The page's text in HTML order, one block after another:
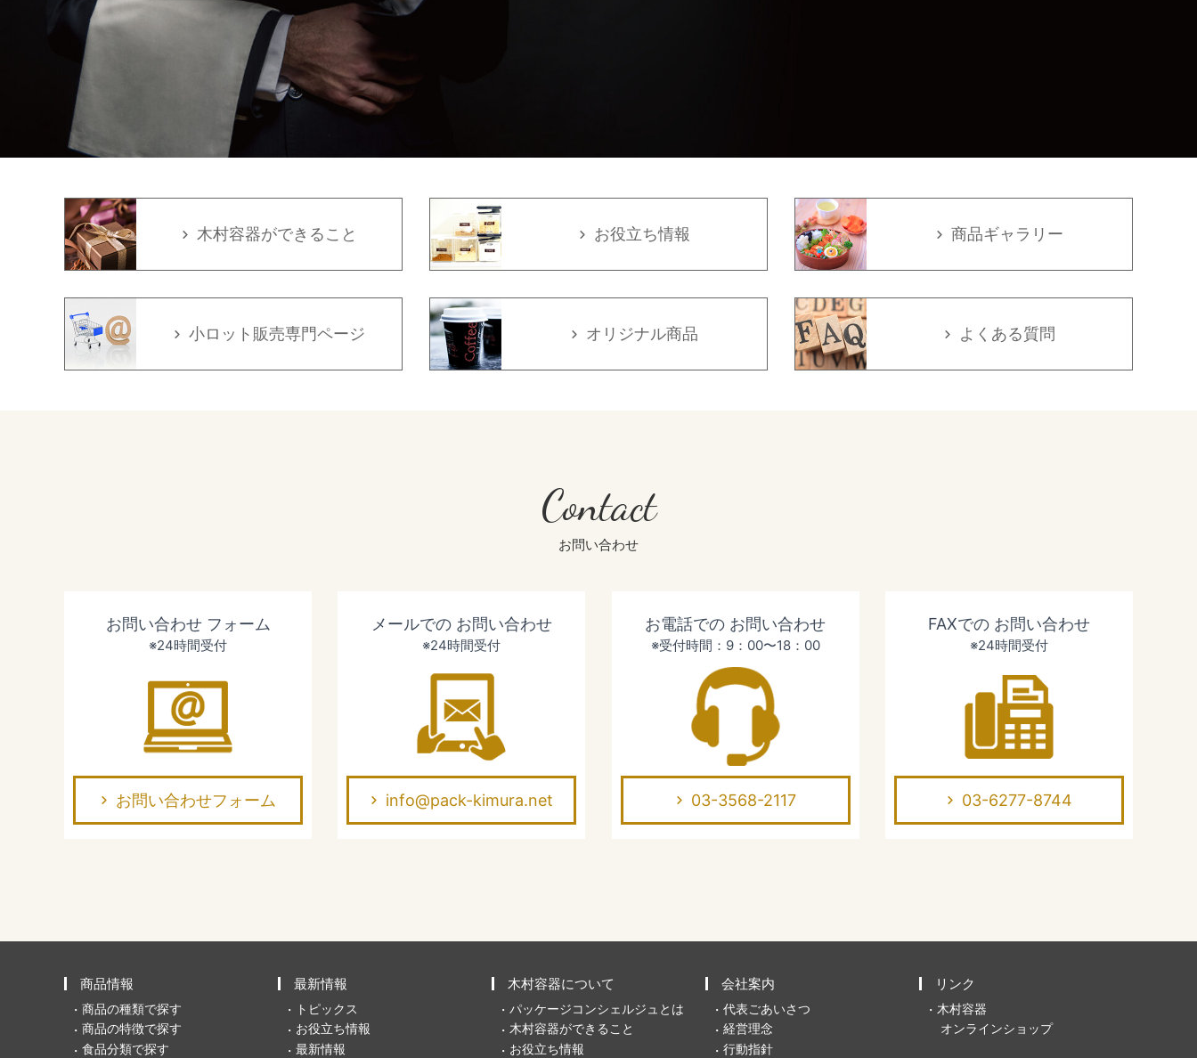
木村容器ができること お役立ち情報 商品ギャラリー
小ロット販売専門ページ オリジナル商品 よくある質問
Contact
お問い合わせ
お問い合わせ フォーム
※24時間受付
お問い合わせフォーム
メールでの お問い合わせ
※24時間受付
info@pack-kimura.net
お電話での お問い合わせ
※受付時間：9：00〜18：00
03-3568-2117
FAXでの お問い合わせ
※24時間受付
03-6277-8744
商品情報
商品の種類で探す
商品の特徴で探す
食品分類で探す
最新情報
トピックス
お役立ち情報
最新情報
木村容器について
パッケージコンシェルジュとは
木村容器ができること
お役立ち情報
会社案内
代表ごあいさつ
経営理念
行動指針
リンク
木村容器
オンラインショップ